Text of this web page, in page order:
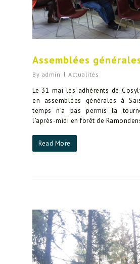
Assemblées
By admin Actualités
Le 31 mai les adhérents de
en assemblées générales à
temps n’a pas permis la
l’après-midi en forêt de
Read More